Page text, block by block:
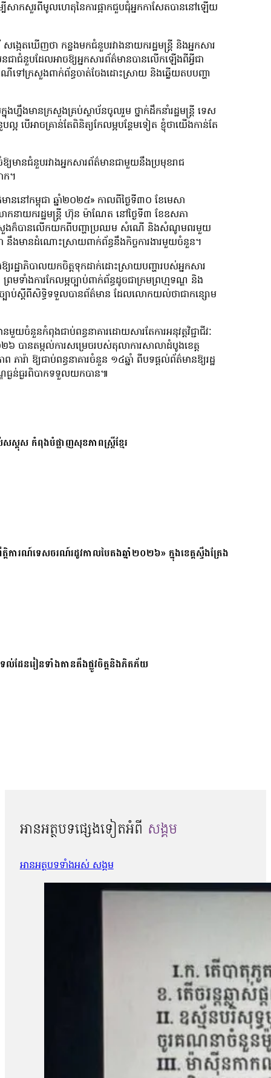
បីសាកសួរពីមូលហេតុនៃការផ្អាកជួបជុំអ្នកកាសែតបាននៅឡើយ
េតឃើញថា កន្លងមកជំនួបរវាងនាយករដ្ឋមន្ត្រី និងអ្នកសារ
ាជំនួបដែលអាចឱ្យអ្នកសារព័ត៌មានបានលើកឡើងពីអ្វីជា
ើទៅក្រសួងពាក់ព័ន្ធចាត់ចែងដោះស្រាយ និងឆ្លើយតបបញ្ហា
នឹងមានក្រសួងគ្រប់ស្ថាប័នចូលរួម ថ្នាក់ដឹកនាំរដ្ឋមន្រ្តី ទេស
អ បើអាចគ្រាន់តែពិនិត្យកែលម្អបន្ថែមទៀត ខ្ញុំថាយើងកាន់តែ
យមានជំនួបរវាងអ្នកសារព័ត៌មានជាមួយនឹងប្រមុខរាជ
ក។
ាននៅកម្ពុជា ឆ្នាំ២០២៥» កាលពីថ្ងៃទី៣០ ខែមេសា
កនាយករដ្ឋមន្ត្រី ហ៊ុន ម៉ាណែត នៅថ្ងៃទី៣ ខែឧសភា
ក្រសួងក៏បានលើកយកពីបញ្ហាប្រឈម សំណើ និងសំណូមពរមួយ
នឹងមានដំណោះស្រាយពាក់ព័ន្ធនឹងកិច្ចការងារមួយចំនួន។
ដ្ឋាភិបាលយកចិត្តទុកដាក់ដោះស្រាយបញ្ហារបស់អ្នកសារ
មទាំងការកែលម្អច្បាប់ពាក់ព័ន្ធដូចជាក្រមព្រហ្មទណ្ឌ និង
ច្បាប់ស្ដីពីសិទ្ធិទទួលបានព័ត៌មាន ដែលលោកយល់ថាជាកន្សោម
ចំនួនកំពុងជាប់ពន្ធនាគារដោយសារតែការអនុវត្តវិជ្ជាជីវៈ
៦ បានតម្កល់ការសម្រេចរបស់តុលាការសាលាដំបូងខេត្ត
ឱ្យជាប់ពន្ធនាគារចំនួន ១៤ឆ្នាំ ពីបទផ្តល់ព័ត៌មានឱ្យរដ្ឋ
ងន់ធ្ងរពិបាកទទួលយកបាន៕
គុស កំពុងបំផ្លាញសុខភាពស្ត្រីខ្មែរ
ារណ៍ទេសចរណ៍រដូវកាលបៃតងឆ្នាំ២០២៦» ក្នុងខេត្តស្ទឹងត្រែង
ទល់ដែនរៀនទាំងតានតឹងផ្លូវចិត្តនិងភិតភ័យ
អានអត្ថបទផ្សេងទៀតអំពី សង្គម
អានអត្ថបទទាំងអស់ សង្គម